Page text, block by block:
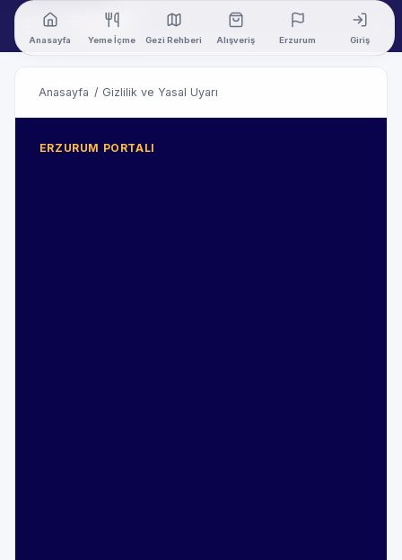
Anasayfa Yeme İçme Gezi Rehberi Alışveriş Erzurum Giriş
Anasayfa / Gizlilik ve Yasal Uyarı
ERZURUM PORTALI